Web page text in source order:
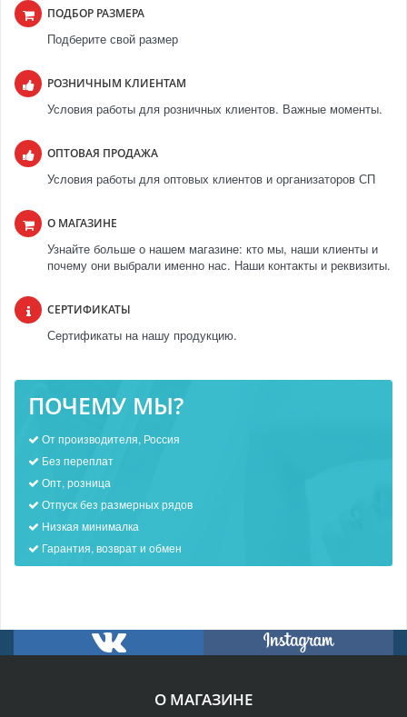
ПОДБОР РАЗМЕРА
Подберите свой размер
РОЗНИЧНЫМ КЛИЕНТАМ
Условия работы для розничных клиентов. Важные моменты.
ОПТОВАЯ ПРОДАЖА
Условия работы для оптовых клиентов и организаторов СП
О МАГАЗИНЕ
Узнайте больше о нашем магазине: кто мы, наши клиенты и
почему они выбрали именно нас. Наши контакты и реквизиты.
СЕРТИФИКАТЫ
Сертификаты на нашу продукцию.
ПОЧЕМУ МЫ?
От производителя, Россия
Без переплат
Опт, розница
Отпуск без размерных рядов
Низкая минималка
Гарантия, возврат и обмен
О МАГАЗИНЕ